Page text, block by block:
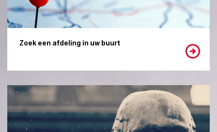
Zoek een afdeling in uw buurt